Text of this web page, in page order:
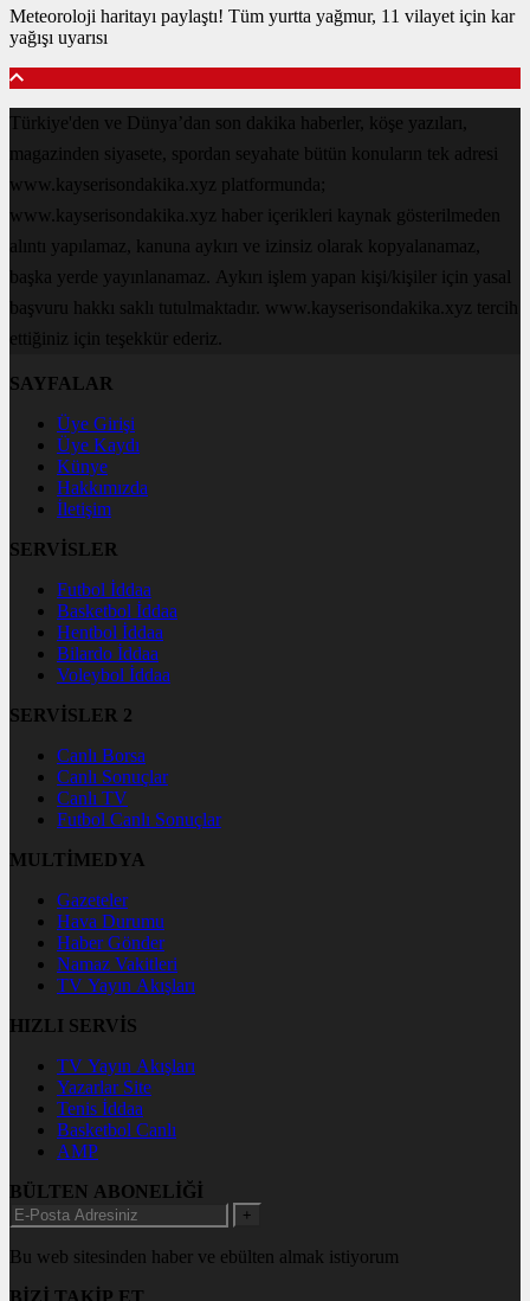
Meteoroloji haritayı paylaştı! Tüm yurtta yağmur, 11 vilayet için kar
yağışı uyarısı
Türkiye'den ve Dünya’dan son dakika haberler, köşe yazıları,
magazinden siyasete, spordan seyahate bütün konuların tek adresi
www.kayserisondakika.xyz platformunda;
www.kayserisondakika.xyz haber içerikleri kaynak gösterilmeden
alıntı yapılamaz, kanuna aykırı ve izinsiz olarak kopyalanamaz,
başka yerde yayınlanamaz. Aykırı işlem yapan kişi/kişiler için yasal
başvuru hakkı saklı tutulmaktadır. www.kayserisondakika.xyz tercih
ettiğiniz için teşekkür ederiz.
SAYFALAR
Üye Girişi
Üye Kaydı
Künye
Hakkımızda
İletişim
SERVİSLER
Futbol İddaa
Basketbol İddaa
Hentbol İddaa
Bilardo İddaa
Voleybol İddaa
SERVİSLER 2
Canlı Borsa
Canlı Sonuçlar
Canlı TV
Futbol Canlı Sonuçlar
MULTİMEDYA
Gazeteler
Hava Durumu
Haber Gönder
Namaz Vakitleri
TV Yayın Akışları
HIZLI SERVİS
TV Yayın Akışları
Yazarlar Site
Tenis İddaa
Basketbol Canlı
AMP
BÜLTEN ABONELİĞİ
+
Bu web sitesinden haber ve ebülten almak istiyorum
BİZİ TAKİP ET